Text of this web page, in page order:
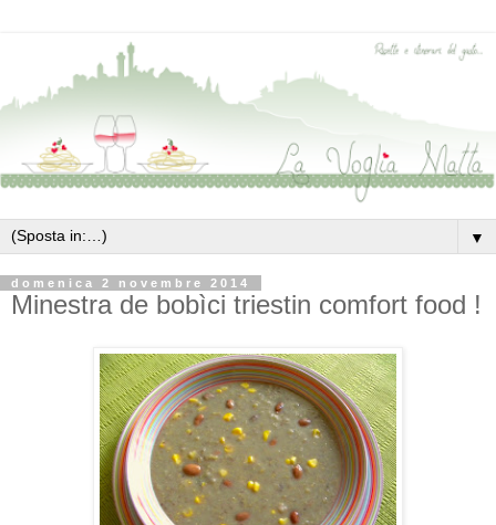
▼
domenica 2 novembre 2014
Minestra de bobìci triestin comfort food !